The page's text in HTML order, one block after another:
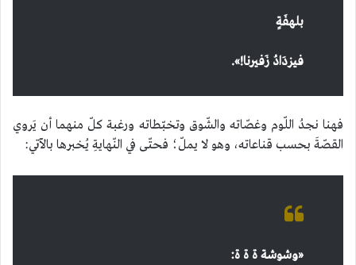
بلهفَةٍ
فيزدَادُ زَفيرنا!».
فهنا نجدُ اللّوم وغصّاته والشّوق وتخبّطاته ورغبة كلّ منهما أن يَروي
القصّةَ بحسب قناعاته، وهو لا يملّ؛ فحتّى في النّهايةِ يُخبرها بالآتي:
«وشوشة ة ة ة: